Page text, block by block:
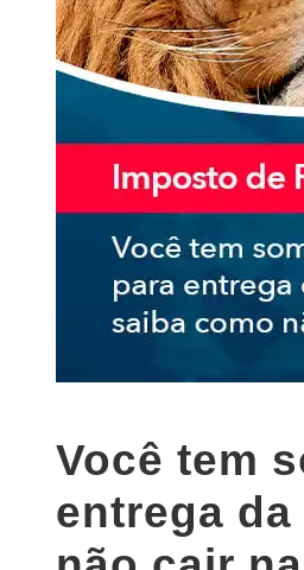
Você tem
entrega